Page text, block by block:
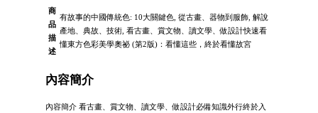
商
品
描
述
有故事的中國傳統色: 10大關鍵色, 從古畫、器物到服飾, 解說
產地、典故、技術, 看古畫、賞文物、讀文學、做設計快速看
懂東方色彩美學奧祕 (第2版)：看懂這些，終於看懂故宮
內容簡介
內容簡介 看古畫、賞文物、讀文學、做設計必備知識外行終於入